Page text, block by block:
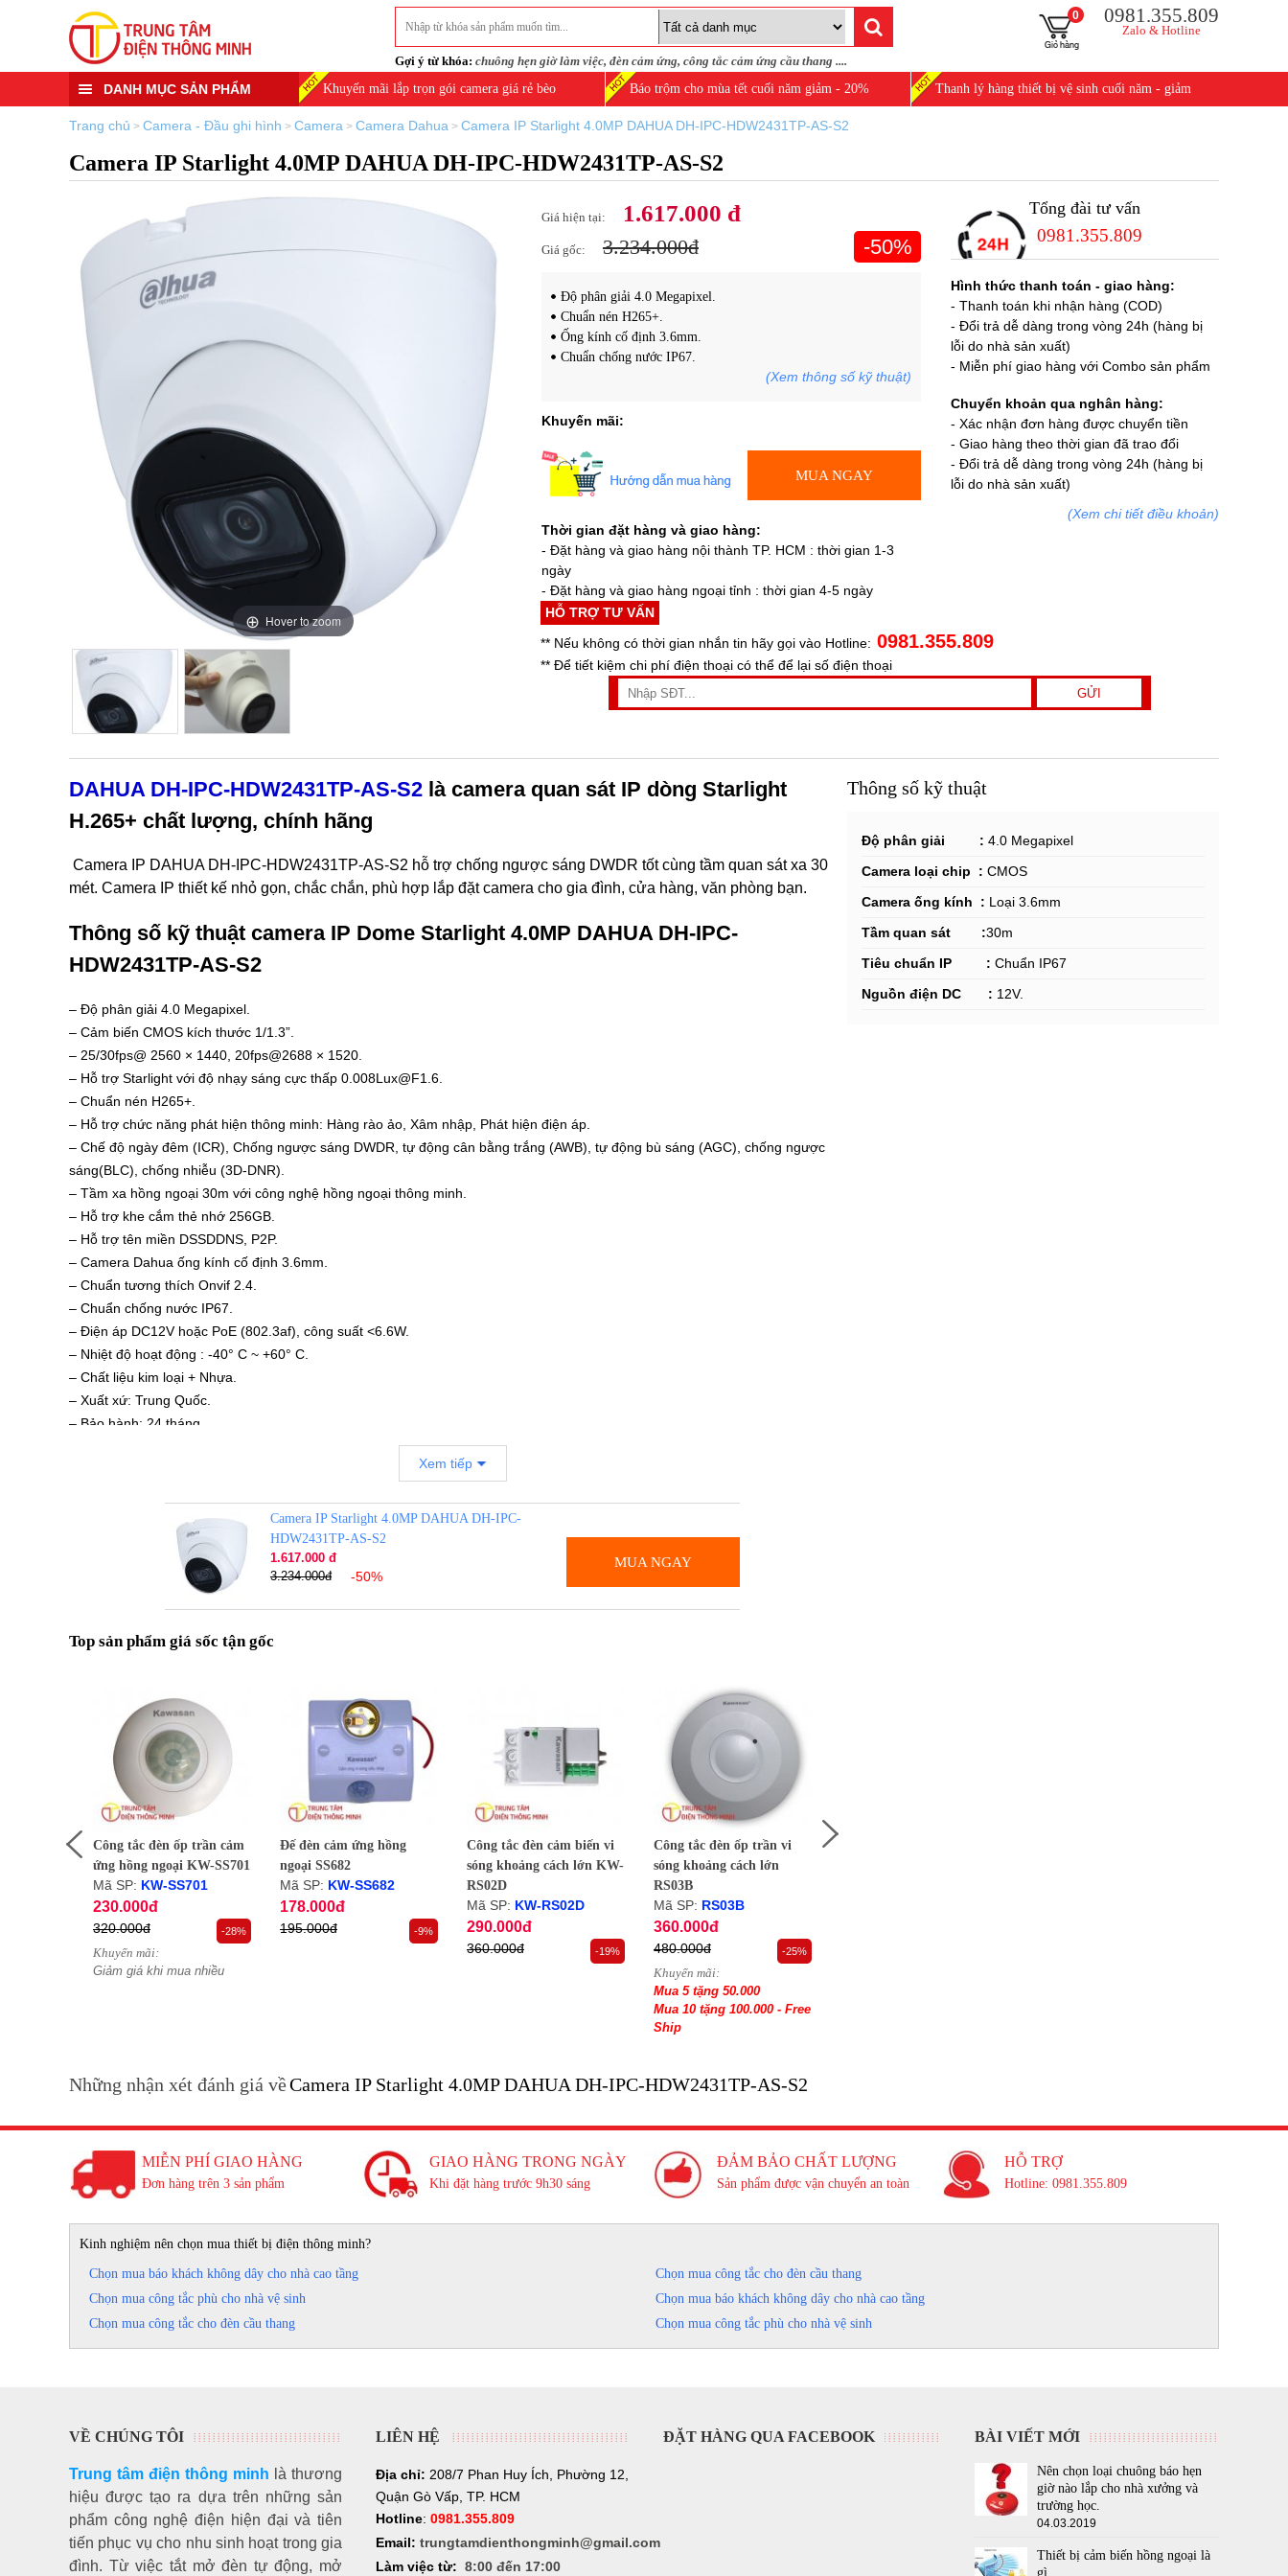
Gợi ý từ khóa: chuông hẹn giờ làm việc, đèn cảm ứng, công tắc cảm ứng cầu thang ....
0981.355.809
Zalo & Hotline
0
DANH MỤC SẢN PHẨM Khuyến mãi lắp trọn gói camera giá rẻ bèo Báo trộm cho mùa tết cuối năm giảm - 20% Thanh lý hàng thiết bị vệ sinh cuối năm - giảm
Trang chủ > Camera - Đầu ghi hình > Camera > Camera Dahua > Camera IP Starlight 4.0MP DAHUA DH-IPC-HDW2431TP-AS-S2
Camera IP Starlight 4.0MP DAHUA DH-IPC-HDW2431TP-AS-S2
Hover to zoom
Hover to zoom
Giá hiện tại: 1.617.000 đ
Giá gốc: 3.234.000đ -50%
Độ phân giải 4.0 Megapixel.
Chuẩn nén H265+.
Ống kính cố định 3.6mm.
Chuẩn chống nước IP67.
(Xem thông số kỹ thuật)
Khuyến mãi:
MUA NGAY
Thời gian đặt hàng và giao hàng:
- Đặt hàng và giao hàng nội thành TP. HCM : thời gian 1-3
ngày
- Đặt hàng và giao hàng ngoại tỉnh : thời gian 4-5 ngày
Tổng đài tư vấn
0981.355.809
Hình thức thanh toán - giao hàng:
- Thanh toán khi nhận hàng (COD)
- Đổi trả dễ dàng trong vòng 24h (hàng bị
lỗi do nhà sản xuất)
- Miễn phí giao hàng với Combo sản phẩm
Chuyển khoản qua nghân hàng:
- Xác nhận đơn hàng được chuyển tiền
- Giao hàng theo thời gian đã trao đổi
- Đổi trả dễ dàng trong vòng 24h (hàng bị
lỗi do nhà sản xuất)
(Xem chi tiết điều khoản)
HỖ TRỢ TƯ VẤN
** Nếu không có thời gian nhắn tin hãy gọi vào Hotline: 0981.355.809
** Để tiết kiệm chi phí điện thoại có thể để lại số điện thoại
DAHUA DH-IPC-HDW2431TP-AS-S2 là camera quan sát IP dòng Starlight
H.265+ chất lượng, chính hãng
Camera IP DAHUA DH-IPC-HDW2431TP-AS-S2 hỗ trợ chống ngược sáng DWDR tốt cùng tầm quan sát xa 30
mét. Camera IP thiết kế nhỏ gọn, chắc chắn, phù hợp lắp đặt camera cho gia đình, cửa hàng, văn phòng bạn.
Thông số kỹ thuật camera IP Dome Starlight 4.0MP DAHUA DH-IPC-
HDW2431TP-AS-S2
– Độ phân giải 4.0 Megapixel.
– Cảm biến CMOS kích thước 1/1.3”.
– 25/30fps@ 2560 × 1440, 20fps@2688 × 1520.
– Hỗ trợ Starlight với độ nhạy sáng cực thấp 0.008Lux@F1.6.
– Chuẩn nén H265+.
– Hỗ trợ chức năng phát hiện thông minh: Hàng rào ảo, Xâm nhập, Phát hiện điện áp.
– Chế độ ngày đêm (ICR), Chống ngược sáng DWDR, tự động cân bằng trắng (AWB), tự động bù sáng (AGC), chống ngược
sáng(BLC), chống nhiễu (3D-DNR).
– Tầm xa hồng ngoại 30m với công nghệ hồng ngoại thông minh.
– Hỗ trợ khe cắm thẻ nhớ 256GB.
– Hỗ trợ tên miền DSSDDNS, P2P.
– Camera Dahua ống kính cố định 3.6mm.
– Chuẩn tương thích Onvif 2.4.
– Chuẩn chống nước IP67.
– Điện áp DC12V hoặc PoE (802.3af), công suất <6.6W.
– Nhiệt độ hoạt động : -40° C ~ +60° C.
– Chất liệu kim loại + Nhựa.
– Xuất xứ: Trung Quốc.
– Bảo hành: 24 tháng.
DAHUA DH-IPC-HDW2431TP-AS-S2mới nhất, xin vui lòng liên hệ
được hỗ trợ tốt nhất. Tham khảo thêm hình ảnh và thông tin tại:http://trungtamdienthongminh.com
Camera dahua Camera ghi hình Camera Camera an ninh Camera quan sát
Xem tiếp
Camera IP Starlight 4.0MP DAHUA DH-IPC-
HDW2431TP-AS-S2
1.617.000 đ
3.234.000đ
-50%
MUA NGAY
Top sản phẩm giá sốc tận gốc
Công tắc đèn ốp trần cảm
ứng hồng ngoại KW-SS701
Mã SP: KW-SS701
230.000đ
320.000đ -28%
Khuyến mãi:
Giảm giá khi mua nhiều
Đế đèn cảm ứng hồng
ngoại SS682
Mã SP: KW-SS682
178.000đ
195.000đ -9%
Công tắc đèn cảm biến vi
sóng khoảng cách lớn KW-
RS02D
Mã SP: KW-RS02D
290.000đ
360.000đ -19%
Công tắc đèn ốp trần vi
sóng khoảng cách lớn
RS03B
Mã SP: RS03B
360.000đ
480.000đ -25%
Khuyến mãi:
Mua 5 tặng 50.000
Mua 10 tặng 100.000 - Free
Ship
Những nhận xét đánh giá vềCamera IP Starlight 4.0MP DAHUA DH-IPC-HDW2431TP-AS-S2
Thông số kỹ thuật
Độ phân giải : 4.0 Megapixel
Camera loại chip : CMOS
Camera ống kính : Loại 3.6mm
Tầm quan sát :30m
Tiêu chuẩn IP : Chuẩn IP67
Nguồn điện DC : 12V.
MIỄN PHÍ GIAO HÀNG
Đơn hàng trên 3 sản phẩm
GIAO HÀNG TRONG NGÀY
Khi đặt hàng trước 9h30 sáng
ĐẢM BẢO CHẤT LƯỢNG
Sản phẩm được vận chuyển an toàn
HỖ TRỢ
Hotline: 0981.355.809
Kinh nghiệm nên chọn mua thiết bị điện thông minh?
Chọn mua báo khách không dây cho nhà cao tầng
Chọn mua công tắc cho đèn cầu thang
Chọn mua công tắc phù cho nhà vệ sinh
Chọn mua báo khách không dây cho nhà cao tầng
Chọn mua công tắc cho đèn cầu thang
Chọn mua công tắc phù cho nhà vệ sinh
VỀ CHÚNG TÔI
Trung tâm điện thông minh là thương
hiệuđược tạo ra dựa trên những sản
phẩm công nghệ điện hiện đại và tiên
tiến phục vụ cho nhu sinh hoạt trong gia
đình. Từ việc tắt mở đèn tự động, mở
LIÊN HỆ
Địa chỉ: 208/7 Phan Huy Ích, Phường 12,
Quận Gò Vấp, TP. HCM
Hotline: 0981.355.809
Email: trungtamdienthongminh@gmail.com
Làm việc từ: 8:00 đến 17:00
ĐẶT HÀNG QUA FACEBOOK BÀI VIẾT MỚI
Nên chọn loại chuông báo hẹn
giờ nào lắp cho nhà xưởng và
trường học.
04.03.2019
Thiết bị cảm biến hồng ngoại là
gì